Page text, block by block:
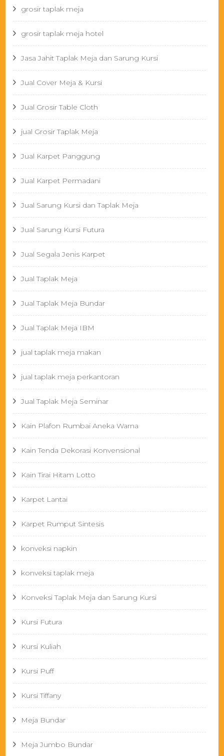
grosir taplak meja
grosir taplak meja hotel
Jasa Jahit Taplak Meja dan Sarung Kursi
Jual Cover Meja & Kursi
Jual Grosir Table Cloth
jual Grosir Taplak Meja
Jual Karpet Panggung
Jual Karpet Permadani
Jual Sarung Kursi dan Taplak Meja
Jual Sarung Kursi Futura
Jual Segala Jenis Karpet
Jual Taplak Meja
Jual Taplak Meja Bundar
Jual Taplak Meja IBM
jual taplak meja makan
jual taplak meja perkantoran
Jual Taplak Meja Seminar
Kain Plafon Rumbai Aneka Warna
Kain Tenda Dekorasi Konvensional
Kain Tirai Hitam Lotto
Karpet Lantai
Karpet Rumput Sintesis
konveksi napkin
konveksi taplak meja
Konveksi Taplak Meja dan Sarung Kursi
Kursi Futura
Kursi Kuliah
Kursi Puff
Kursi Tiffany
Meja Bundar
Meja Jumbo Bundar